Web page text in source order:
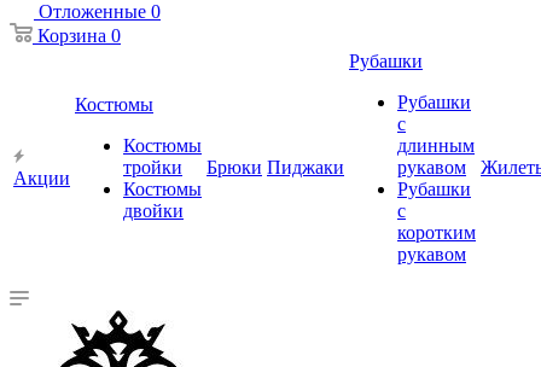
Отложенные 0
Корзина 0
Акции
Костюмы
Костюмы
тройки
Костюмы
двойки
Брюки Пиджаки
Рубашки
Рубашки
с
длинным
рукавом
Рубашки
с
коротким
рукавом